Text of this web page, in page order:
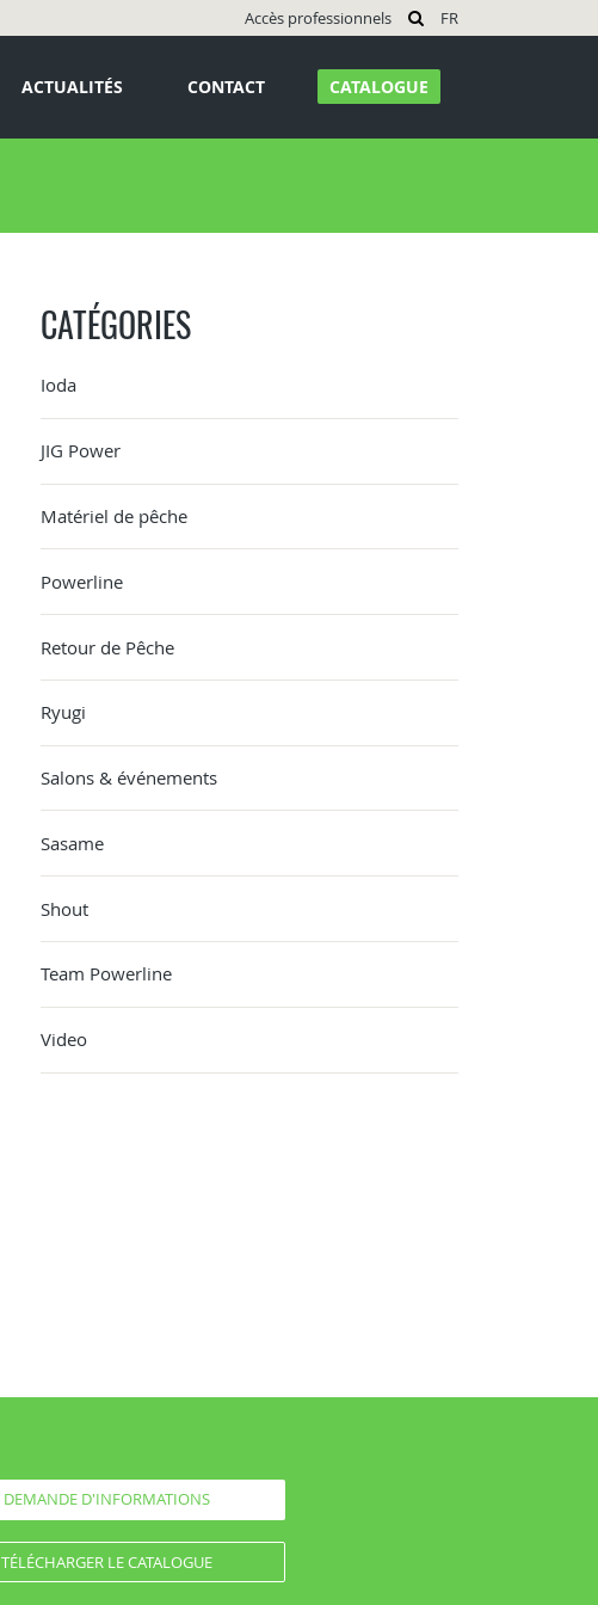
Accès professionnels FR
ACTUALITÉS CONTACT CATALOGUE
CATÉGORIES
Ioda
JIG Power
Matériel de pêche
Powerline
Retour de Pêche
Ryugi
Salons & événements
Sasame
Shout
Team Powerline
Video
DEMANDE D'INFORMATIONS
TÉLÉCHARGER LE CATALOGUE